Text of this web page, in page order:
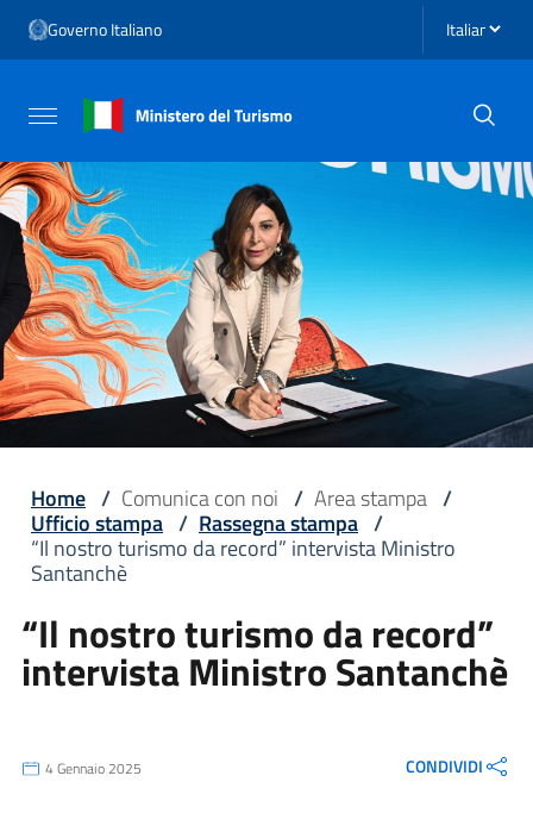
Vai al menu di navigazione
Vai al footer
Governo Italiano Seleziona
Attiva / disattiva la navigazione
Home / Comunica con noi / Area stampa /
Ufficio stampa / Rassegna stampa /
“Il nostro turismo da record” intervista Ministro
Santanchè
“Il nostro turismo da record”
intervista Ministro Santanchè
4 Gennaio 2025 CONDIVIDI